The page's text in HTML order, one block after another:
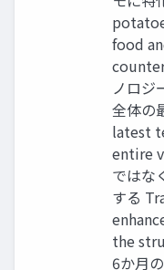
food
ノロジ
全体の
latest
entire
ではな
する
the
6か月